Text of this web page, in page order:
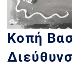
Κοπή